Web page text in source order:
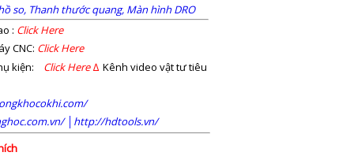
so, Thanh thước quang, Màn hình DRO
: Click Here
CNC: Click Here
kiện: Click Here ∆ Kênh video vật tư tiêu
http://hdtools.vn/